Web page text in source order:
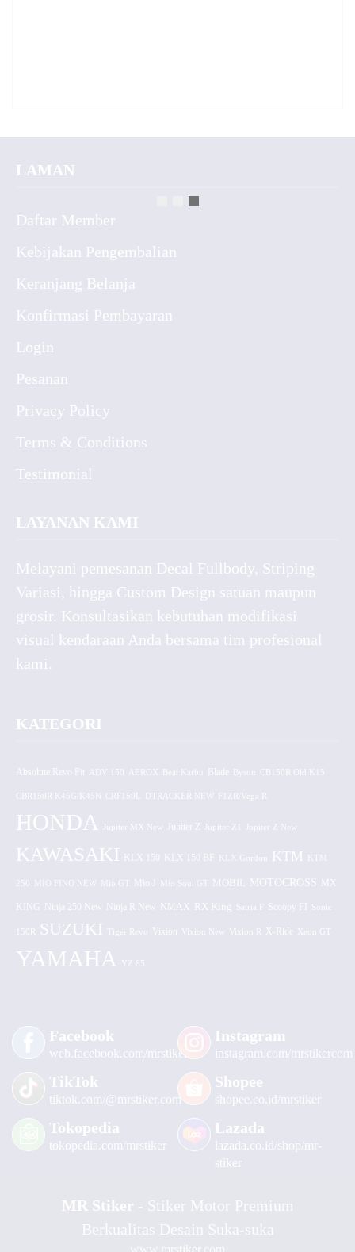
LAMAN
Daftar Member
Kebijakan Pengembalian
Keranjang Belanja
Konfirmasi Pembayaran
Login
Pesanan
Privacy Policy
Terms & Conditions
Testimonial
LAYANAN KAMI
Melayani pemesanan Decal Fullbody, Striping
Variasi, hingga Custom Design satuan maupun
grosir. Konsultasikan kebutuhan modifikasi
visual kendaraan Anda bersama tim profesional
kami.
KATEGORI
Absolute Revo Fit ADV 150 AEROX CB150R Old K15
CBR150R K45G/K45N CRF150L DTRACKER NEW F1ZR/Vega R
HONDA Jupiter MX New Jupiter Z
KAWASAKI KLX 150 KLX 150 BF KLX Gordon KTM KTM
250 MIO FINO NEW Mio GT Mio J Mio Soul GT MOBIL MOTOCROSS MX
KING Ninja 250 New Ninja R New NMAX RX King Satria F Scoopy FI Sonic
150R SUZUKI Tiger Revo Vixion Vixion New Vixion R X-Ride Xeon GT
YAMAHA YZ 85
Facebook
web.facebook.com/mrstiker
Instagram
instagram.com/mrstikercom
TikTok
tiktok.com/@mrstiker.com
Shopee
shopee.co.id/mrstiker
Tokopedia
tokopedia.com/mrstiker
Lazada
lazada.co.id/shop/mr-
stiker
MR Stiker - Stiker Motor Premium
Berkualitas Desain Suka-suka
www.mrstiker.com